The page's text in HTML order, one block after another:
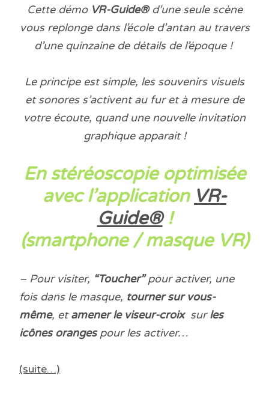
Cette démo VR-Guide®d’une seule scène
vous replonge dans l’école d’antan au travers
d’une quinzaine de détails de l’époque !
Le principe est simple, les souvenirs visuels
et sonores s’activent au fur et à mesure de
votre écoute, quand une nouvelle invitation
graphique apparait !
En stéréoscopie optimisée
avecl’application VR-
Guide®!
(smartphone / masque VR)
– Pour visiter, “Toucher”pour activer, une
fois dans le masque, tourner sur vous-
même, etamener le viseur-croix surles
icônes orangespour les activer…
(suite…)